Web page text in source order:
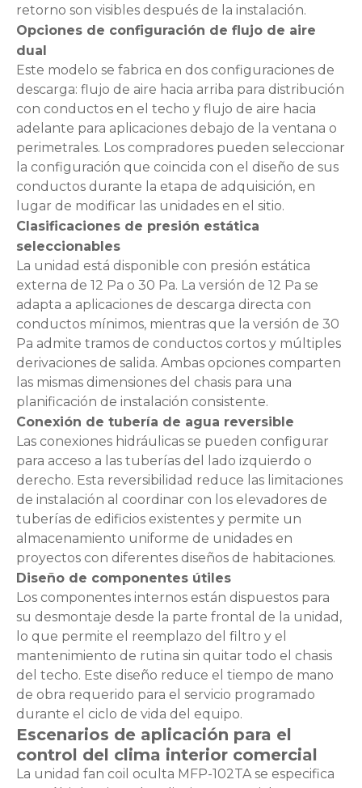
retorno son visibles después de la instalación.
Opciones de configuración de flujo de aire
dual
Este modelo se fabrica en dos configuraciones de
descarga: flujo de aire hacia arriba para distribución
con conductos en el techo y flujo de aire hacia
adelante para aplicaciones debajo de la ventana o
perimetrales. Los compradores pueden seleccionar
la configuración que coincida con el diseño de sus
conductos durante la etapa de adquisición, en
lugar de modificar las unidades en el sitio.
Clasificaciones de presión estática
seleccionables
La unidad está disponible con presión estática
externa de 12 Pa o 30 Pa. La versión de 12 Pa se
adapta a aplicaciones de descarga directa con
conductos mínimos, mientras que la versión de 30
Pa admite tramos de conductos cortos y múltiples
derivaciones de salida. Ambas opciones comparten
las mismas dimensiones del chasis para una
planificación de instalación consistente.
Conexión de tubería de agua reversible
Las conexiones hidráulicas se pueden configurar
para acceso a las tuberías del lado izquierdo o
derecho. Esta reversibilidad reduce las limitaciones
de instalación al coordinar con los elevadores de
tuberías de edificios existentes y permite un
almacenamiento uniforme de unidades en
proyectos con diferentes diseños de habitaciones.
Diseño de componentes útiles
Los componentes internos están dispuestos para
su desmontaje desde la parte frontal de la unidad,
lo que permite el reemplazo del filtro y el
mantenimiento de rutina sin quitar todo el chasis
del techo. Este diseño reduce el tiempo de mano
de obra requerido para el servicio programado
durante el ciclo de vida del equipo.
Escenarios de aplicación para el
control del clima interior comercial
La unidad fan coil oculta MFP-102TA se especifica